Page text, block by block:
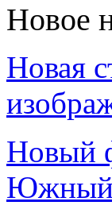
Новое
Новая
Новый
Южный